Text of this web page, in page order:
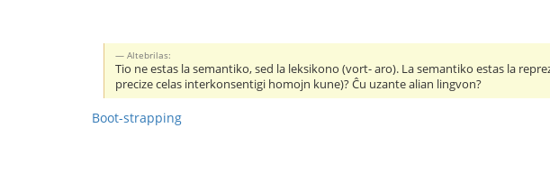
Altebrilas:
Tio ne estas la semantiko, sed la leksikono (vort- aro). La semantiko estas la
precize celas interkonsentigi homojn kune)? Ĉu uzante alian lingvon?
Boot-strapping